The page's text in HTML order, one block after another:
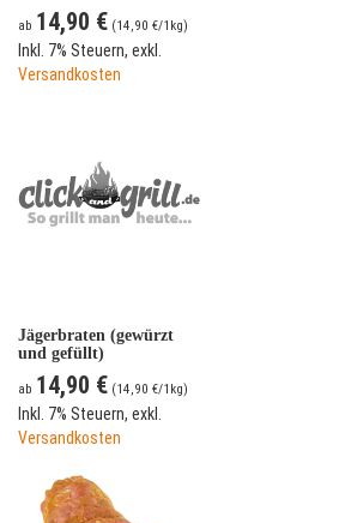
ab 14,90 € (14,90 €/1kg)
Inkl. 7% Steuern, exkl.
Versandkosten
Jägerbraten (gewürzt
und gefüllt)
ab 14,90 € (14,90 €/1kg)
Inkl. 7% Steuern, exkl.
Versandkosten